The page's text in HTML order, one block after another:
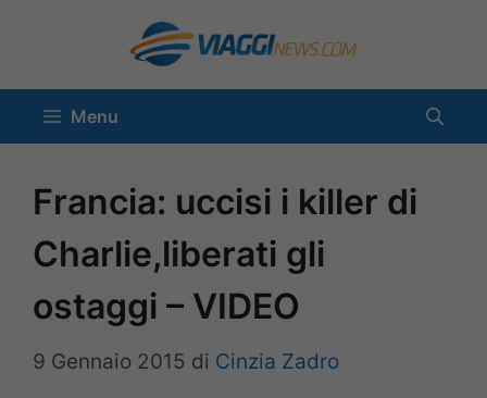
contenuto
Menu
Francia: uccisi i killer di
Charlie,liberati gli
ostaggi – VIDEO
9 Gennaio 2015 di Cinzia Zadro